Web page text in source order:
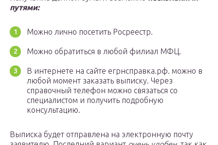
путями:
Можно лично посетить Росреестр.
Можно обратиться в любой филиал МФЦ.
В интернете на сайте егрнсправка.рф. можно в
любой момент заказать выписку. Через
справочный телефон можно связаться со
специалистом и получить подробную
консультацию.
Выписка будет отправлена на электронную почту